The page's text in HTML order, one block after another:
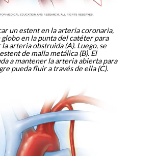
un estent en la arteria coronaria,
globo en la punta del catéter para
la arteria obstruida (A). Luego, se
de malla metálica (B). El
a mantener la arteria abierta para
pueda fluir a través de ella (C).